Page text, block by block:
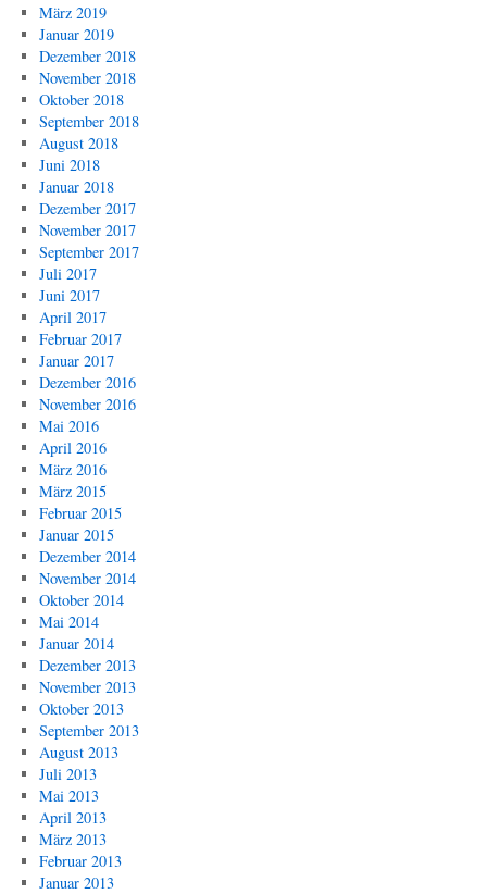
März 2019
Januar 2019
Dezember 2018
November 2018
Oktober 2018
September 2018
August 2018
Juni 2018
Januar 2018
Dezember 2017
November 2017
September 2017
Juli 2017
Juni 2017
April 2017
Februar 2017
Januar 2017
Dezember 2016
November 2016
Mai 2016
April 2016
März 2016
März 2015
Februar 2015
Januar 2015
Dezember 2014
November 2014
Oktober 2014
Mai 2014
Januar 2014
Dezember 2013
November 2013
Oktober 2013
September 2013
August 2013
Juli 2013
Mai 2013
April 2013
März 2013
Februar 2013
Januar 2013